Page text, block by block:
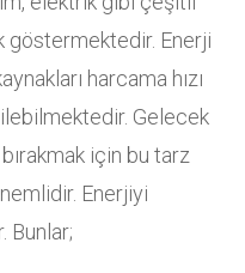
göstermektedir. Enerji
harcama hızı
Gelecek
için bu tarz
Enerjiyi
Bunlar;